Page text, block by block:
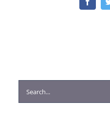
Search
for: